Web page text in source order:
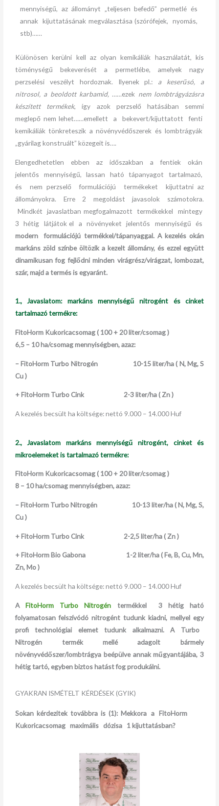
mennyiségű, az állományt „teljesen befedő” permetlé és
annak kijuttatásának megválasztása (szórófejek, nyomás,
stb)……
Különösen kerülni kell az olyan kemikáliák használatát, kis
töménységű bekeverését a permetlébe, amelyek nagy
perzselési veszélyt hordoznak. Ilyenek pl.: a keserűsó, a
nitrosol, a beoldott karbamid, ……ezek nem lombtrágyázásra
készített termékek, így azok perzselő hatásában semmi
meglepő nem lehet……emellett a bekevert/kijuttatott fenti
kemikáliák tönkreteszik a növényvédőszerek és lombtrágyák
„gyárilag konstruált” közegeit is….
Elengedhetetlen ebben az időszakban a fentiek okán
jelentős mennyiségű, lassan ható tápanyagot tartalmazó,
és nem perzselő formulációjú termékeket kijuttatni az
állományokra. Erre 2 megoldást javasolok számotokra.
Mindkét javaslatban megfogalmazott termékekkel mintegy
3 hétig látjátok el a növényeket jelentős mennyiségű és
modern formulációjú termékkel/tápanyaggal. A kezelés okán
markáns zöld színbe öltözik a kezelt állomány, és ezzel együtt
dinamikusan fog fejlődni minden virágrész/virágzat, lombozat,
szár, majd a termés is egyaránt.
1., Javaslatom: markáns mennyiségű nitrogént és cinket
tartalmazó termékre:
FitoHorm Kukoricacsomag ( 100 + 20 liter/csomag )
6,5 – 10 ha/csomag mennyiségben, azaz:
– FitoHorm Turbo Nitrogén 10-15 liter/ha ( N, Mg, S
Cu )
+ FitoHorm Turbo Cink 2-3 liter/ha ( Zn )
A kezelés becsült ha költsége: nettó 9.000 – 14.000 Huf
2., Javaslatom markáns mennyiségű nitrogént, cinket és
mikroelemeket is tartalmazó termékre:
FitoHorm Kukoricacsomag ( 100 + 20 liter/csomag )
8 – 10 ha/csomag mennyiségben, azaz:
– FitoHorm Turbo Nitrogén 10-13 liter/ha ( N, Mg, S,
Cu )
+ FitoHorm Turbo Cink 2-2,5 liter/ha ( Zn )
+ FitoHorm Bio Gabona 1-2 liter/ha ( Fe, B, Cu, Mn,
Zn, Mo )
A kezelés becsült ha költsége: nettó 9.000 – 14.000 Huf
AFitoHorm Turbo Nitrogén termékkel 3 hétig ható
folyamatosan felszívódó nitrogént tudunk kiadni, mellyel egy
profi technológiai elemet tudunk alkalmazni. A Turbo
Nitrogén termék mellé adagolt bármely
növényvédőszer/lombtrágya beépülve annak műgyantájába, 3
hétig tartó, egyben biztos hatást fog produkálni.
GYAKRAN ISMÉTELT KÉRDÉSEK (GYIK)
Sokan kérdezitek továbbra is (1): Mekkora a FitoHorm
Kukoricacsomag maximális dózisa 1 kijuttatásban?